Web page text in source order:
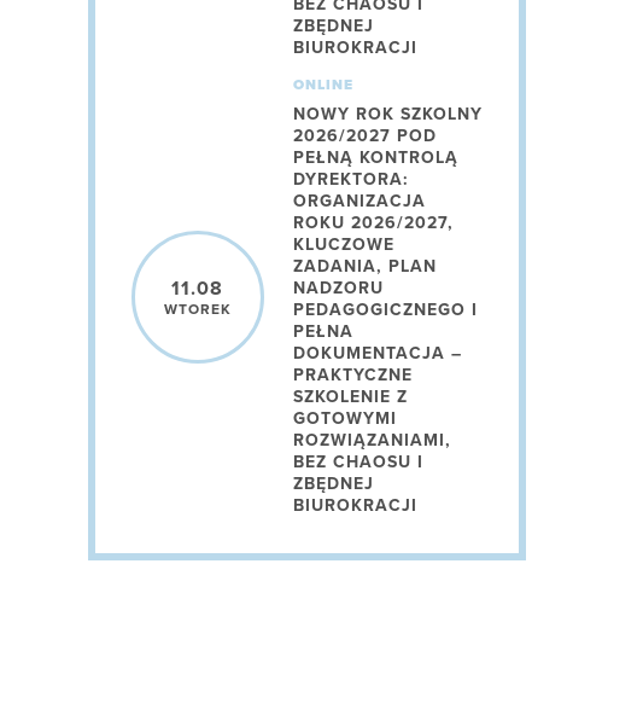
BEZ CHAOSU I
ZBĘDNEJ
BIUROKRACJI
11.08
WTOREK
ONLINE
NOWY ROK SZKOLNY
2026/2027 POD
PEŁNĄ KONTROLĄ
DYREKTORA:
ORGANIZACJA
ROKU 2026/2027,
KLUCZOWE
ZADANIA, PLAN
NADZORU
PEDAGOGICZNEGO I
PEŁNA
DOKUMENTACJA –
PRAKTYCZNE
SZKOLENIE Z
GOTOWYMI
ROZWIĄZANIAMI,
BEZ CHAOSU I
ZBĘDNEJ
BIUROKRACJI